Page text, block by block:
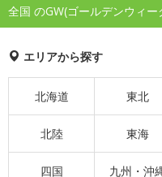
全国 のGW(ゴールデンウィ
エリアから探す
北海道 東北
北陸 東海
四国 九州・沖